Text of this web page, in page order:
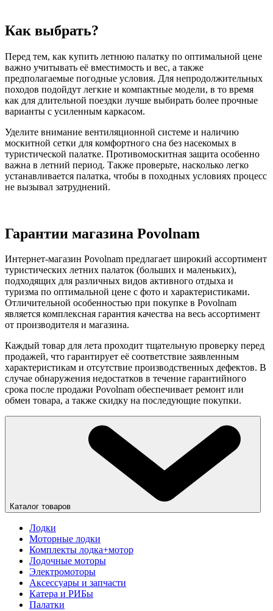
Как выбрать?
Перед тем, как купить летнюю палатку по оптимальной цене
важно учитывать её вместимость и вес, а также
предполагаемые погодные условия. Для непродолжительных
походов подойдут легкие и компактные модели, в то время
как для длительной поездки лучше выбирать более прочные
варианты с усиленным каркасом.
Уделите внимание вентиляционной системе и наличию
москитной сетки для комфортного сна без насекомых в
туристической палатке. Противомоскитная защита особенно
важна в летний период. Также проверьте, насколько легко
устанавливается палатка, чтобы в походных условиях процесс
не вызывал затруднений.
Гарантии магазина Povolnam
Интернет-магазин Povolnam предлагает широкий ассортимент
туристических летних палаток (больших и маленьких),
подходящих для различных видов активного отдыха и
туризма по оптимальной цене с фото и характеристиками.
Отличительной особенностью при покупке в Povolnam
является комплексная гарантия качества на весь ассортимент
от производителя и магазина.
Каждый товар для лета проходит тщательную проверку перед
продажей, что гарантирует её соответствие заявленным
характеристикам и отсутствие производственных дефектов. В
случае обнаружения недостатков в течение гарантийного
срока после продажи Povolnam обеспечивает ремонт или
обмен товара, а также скидку на последующие покупки.
Каталог товаров
Лодки
Моторные лодки
Комплекты лодка+мотор
Лодочные моторы
Электромоторы
Аксессуары и запчасти
Катера и РИБы
Палатки